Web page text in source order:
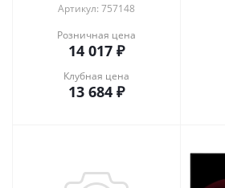
Артикул: 757148
Розничная цена
14 017 ₽
Клубная цена
13 684 ₽